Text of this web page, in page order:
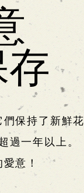
保持了新鮮花
過一年以上。
意！